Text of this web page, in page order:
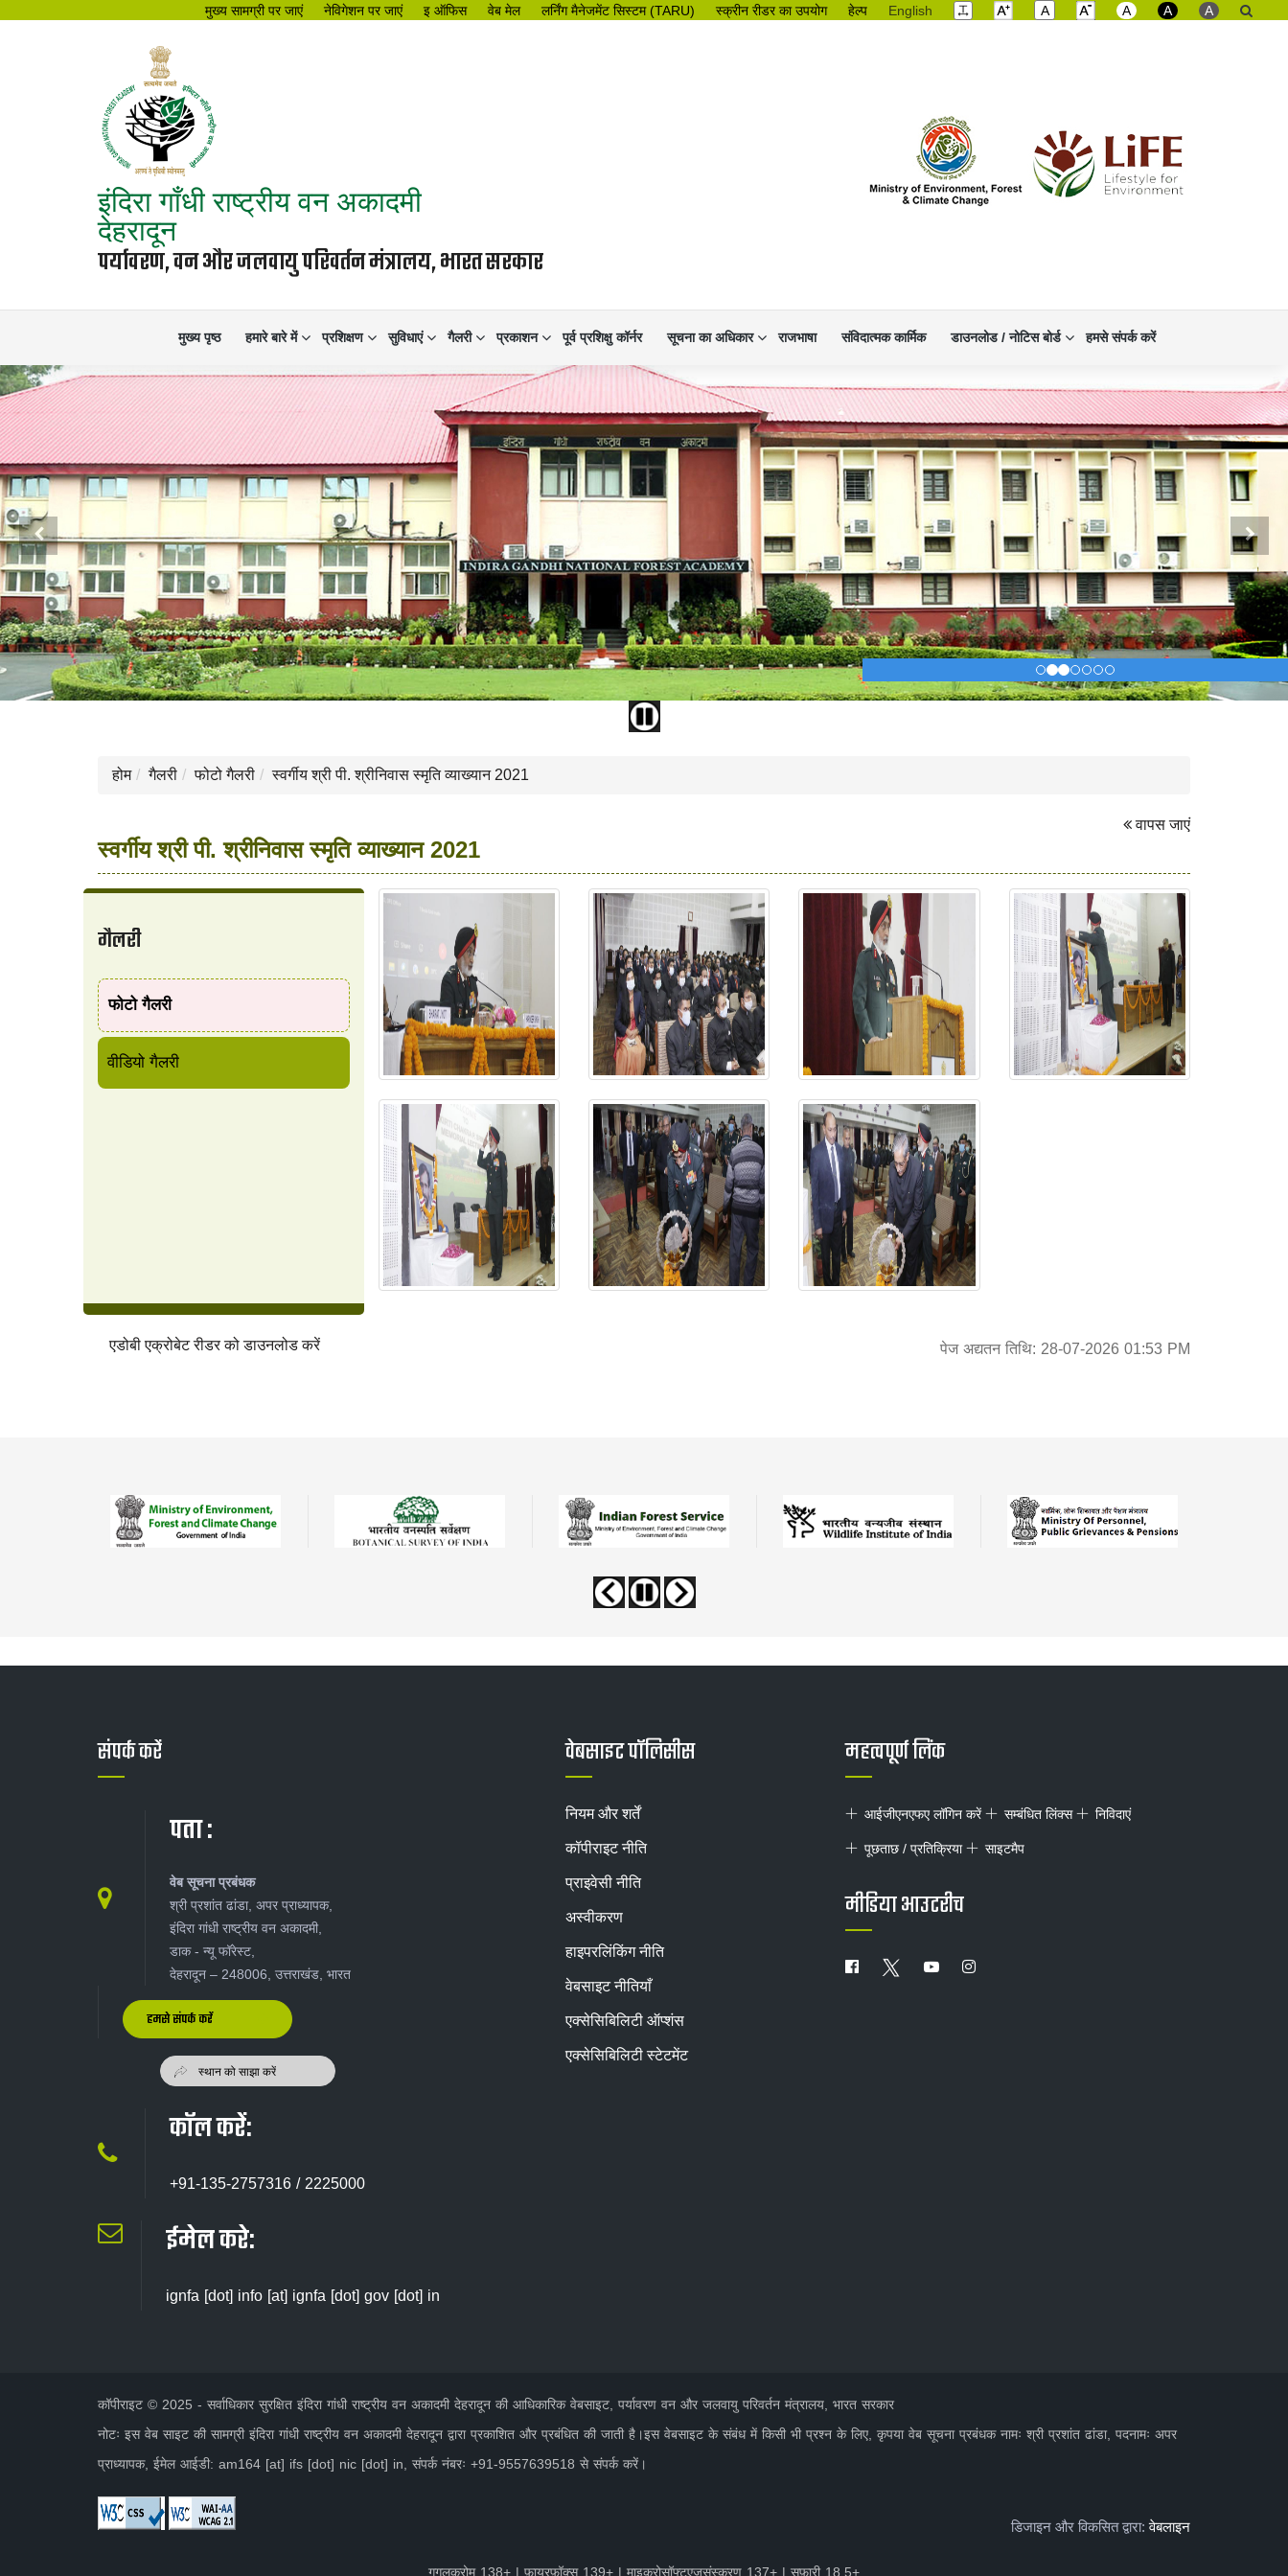
मुख्य सामग्री पर जाएं नेविगेशन पर जाएं इ ऑफिस वेब मेल लर्निंग मैनेजमेंट सिस्टम (TARU) स्क्रीन रीडर का उपयोग हेल्प English A A A A
इंदिरा गाँधी राष्ट्रीय वन अकादमी
देहरादून
पर्यावरण, वन और जलवायु परिवर्तन मंत्रालय, भारत सरकार
मुख्य पृष्ठ हमारे बारे में प्रशिक्षण सुविधाएं गैलरी प्रकाशन पूर्व प्रशिक्षु कॉर्नर सूचना का अधिकार राजभाषा संविदात्मक कार्मिक डाउनलोड / नोटिस बोर्ड हमसे संपर्क करें
होम गैलरी फोटो गैलरी स्वर्गीय श्री पी. श्रीनिवास स्मृति व्याख्यान 2021
वापस जाएं
स्वर्गीय श्री पी. श्रीनिवास स्मृति व्याख्यान 2021
गैलरी
फोटो गैलरी
वीडियो गैलरी
एडोबी एक्रोबेट रीडर को डाउनलोड करें पेज अद्यतन तिथि: 28-07-2026 01:53 PM
संपर्क करें
पता :
वेब सूचना प्रबंधक
श्री प्रशांत ढांडा, अपर प्राध्यापक,
इंदिरा गांधी राष्ट्रीय वन अकादमी,
डाक - न्यू‍ फॉरेस्ट,
देहरादून – 248006, उत्तराखंड, भारत
हमसे संपर्क करें
कॉल करें:
+91-135-2757316 / 2225000
ईमेल करे:
ignfa [dot] info [at] ignfa [dot] gov [dot] in
वेबसाइट पॉलिसीस
नियम और शर्तें
कॉपीराइट नीति
प्राइवेसी नीति
अस्वीकरण
हाइपरलिंकिंग नीति
वेबसाइट नीतियाँ
एक्सेसिबिलिटी ऑप्शंस
एक्सेसिबिलिटी स्टेटमेंट
महत्वपूर्ण लिंक
आईजीएनएफए लॉगिन करें सम्बंधित लिंक्स निविदाएं
पूछताछ / प्रतिक्रिया साइटमैप
मीडिया आउटरीच
कॉपीराइट © 2025 - सर्वाधिकार सुरक्षित इंदिरा गांधी राष्ट्रीय वन अकादमी देहरादून की आधिकारिक वेबसाइट, पर्यावरण वन और जलवायु परिवर्तन मंत्रालय, भारत सरकार
नोटः इस वेब साइट की सामग्री इंदिरा गांधी राष्ट्रीय वन अकादमी देहरादून द्वारा प्रकाशित और प्रबंधित की जाती है।इस वेबसाइट के संबंध में किसी भी प्रश्न के लिए, कृपया वेब सूचना प्रबंधक नामः श्री प्रशांत ढांडा, पदनामः अपर
प्राध्यापक, ईमेल आईडी: am164 [at] ifs [dot] nic [dot] in, संपर्क नंबरः +91-9557639518 से संपर्क करें।
डिजाइन और विकसित द्वारा:वेबलाइन
गूगलक्रोम 138+ | फ़ायरफ़ॉक्स 139+ | माइक्रोसॉफ्टएजसंस्करण 137+ | सफ़ारी 18.5+